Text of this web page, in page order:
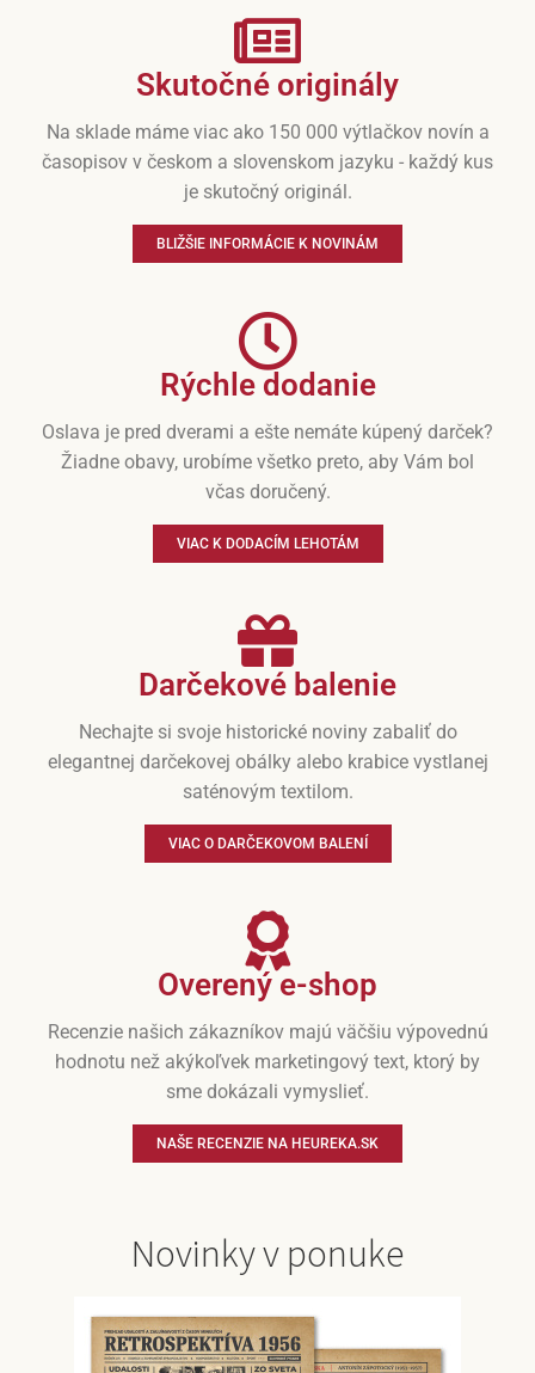
Skutočné originály
Na sklade máme viac ako 150 000 výtlačkov novín a
časopisov v českom a slovenskom jazyku - každý kus
je skutočný originál.
BLIŽŠIE INFORMÁCIE K NOVINÁM
Rýchle dodanie
Oslava je pred dverami a ešte nemáte kúpený darček?
Žiadne obavy, urobíme všetko preto, aby Vám bol
včas doručený.
VIAC K DODACÍM LEHOTÁM
Darčekové balenie
Nechajte si svoje historické noviny zabaliť do
elegantnej darčekovej obálky alebo krabice vystlanej
saténovým textilom.
VIAC O DARČEKOVOM BALENÍ
Overený e-shop
Recenzie našich zákazníkov majú väčšiu výpovednú
hodnotu než akýkoľvek marketingový text, ktorý by
sme dokázali vymyslieť.
NAŠE RECENZIE NA HEUREKA.SK
Novinky v ponuke